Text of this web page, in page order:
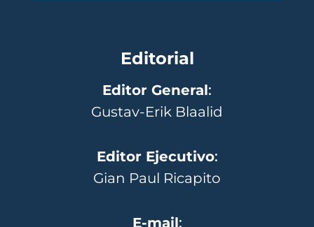
Editorial
Editor General:
Gustav-Erik Blaalid
Editor Ejecutivo:
Gian Paul Ricapito
E-mail: